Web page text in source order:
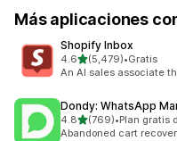
Más aplicaciones
Shopify Inbox
4.6de 5 estrellas
(5,479)
5479 reseñas en total
•Gratis
An AI sales associate
Dondy: WhatsApp
4.8de 5 estrellas
(769)
769 reseñas en total
•Plan gratis
Abandoned cart